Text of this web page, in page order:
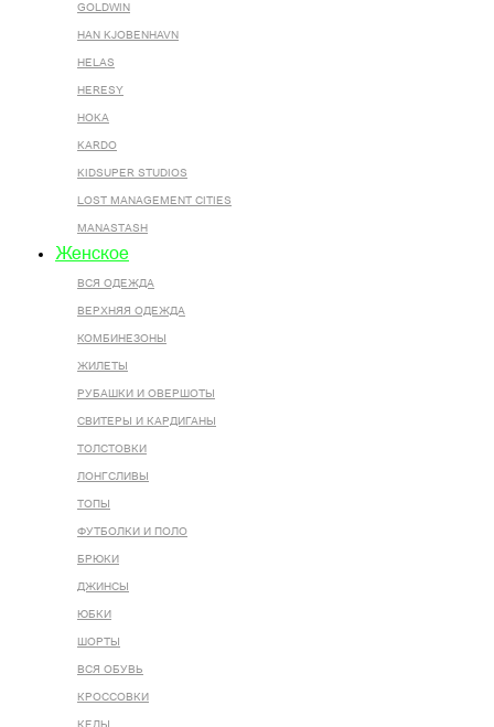
GOLDWIN
HAN KJOBENHAVN
HELAS
HERESY
HOKA
KARDO
KIDSUPER STUDIOS
LOST MANAGEMENT CITIES
MANASTASH
Женское
ВСЯ ОДЕЖДА
ВЕРХНЯЯ ОДЕЖДА
КОМБИНЕЗОНЫ
ЖИЛЕТЫ
РУБАШКИ И ОВЕРШОТЫ
СВИТЕРЫ И КАРДИГАНЫ
ТОЛСТОВКИ
ЛОНГСЛИВЫ
ТОПЫ
ФУТБОЛКИ И ПОЛО
БРЮКИ
ДЖИНСЫ
ЮБКИ
ШОРТЫ
ВСЯ ОБУВЬ
КРОССОВКИ